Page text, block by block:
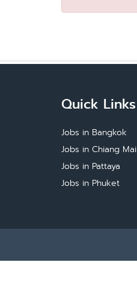
Quick Links
Jobs in Bangkok
Jobs in Chiang Mai
Jobs in Pattaya
Jobs in Phuket